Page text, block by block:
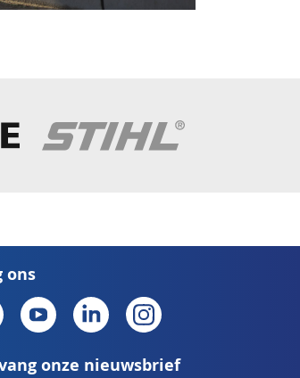
ons
onze nieuwsbrief